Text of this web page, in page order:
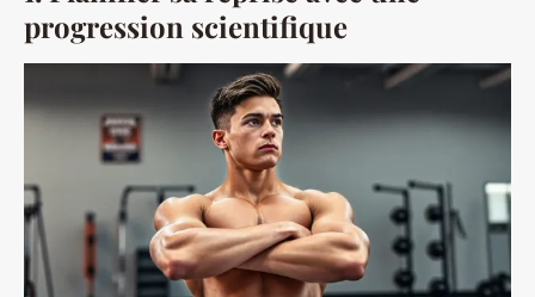
progression scientifique